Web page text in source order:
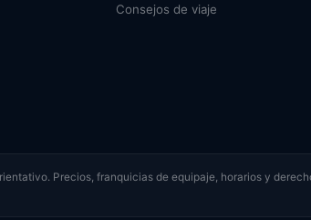
Consejos de viaje
Precios, franquicias de equipaje, horarios y